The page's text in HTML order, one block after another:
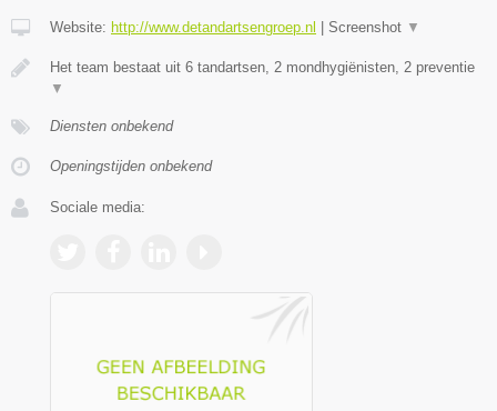
Website: http://www.detandartsengroep.nl | Screenshot ▼
Het team bestaat uit 6 tandartsen, 2 mondhygiënisten, 2 preventie
▼
Diensten onbekend
Openingstijden onbekend
Sociale media: